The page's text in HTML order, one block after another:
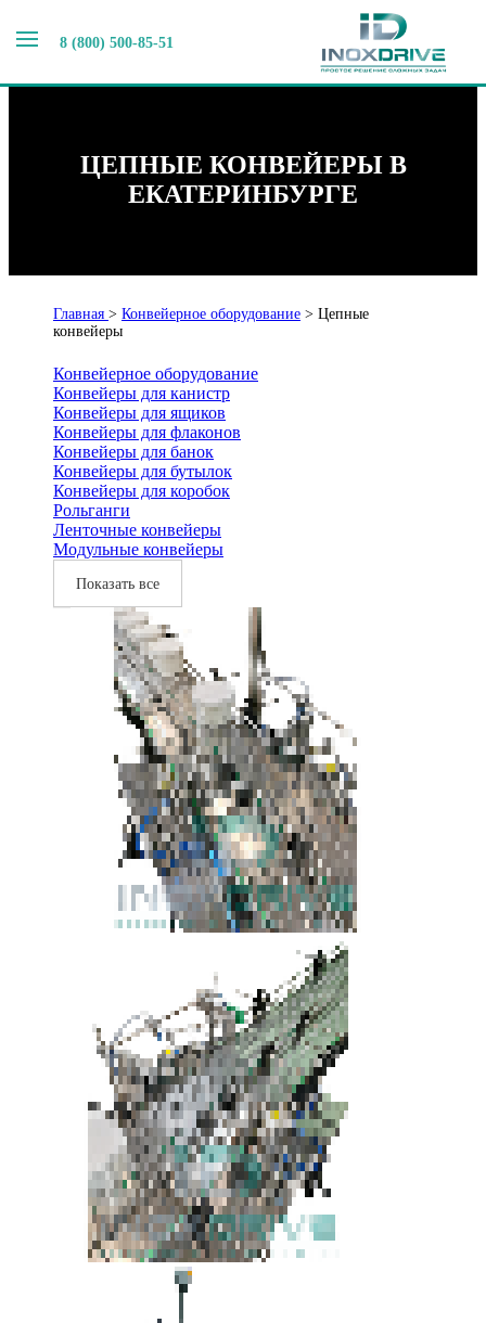
8 (800) 500-85-51
ЦЕПНЫЕ КОНВЕЙЕРЫ В
ЕКАТЕРИНБУРГЕ
Главная > Конвейерное оборудование > Цепные
конвейеры
Конвейерное оборудование
Конвейеры для канистр
Конвейеры для ящиков
Конвейеры для флаконов
Конвейеры для банок
Конвейеры для бутылок
Конвейеры для коробок
Рольганги
Ленточные конвейеры
Модульные конвейеры
Показать все